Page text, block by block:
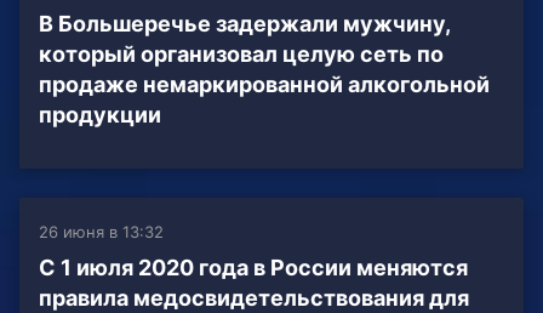
В Большеречье задержали мужчину,
который организовал целую сеть по
продаже немаркированной алкогольной
продукции
26 июня в 13:32
С 1 июля 2020 года в России меняются
правила медосвидетельствования для